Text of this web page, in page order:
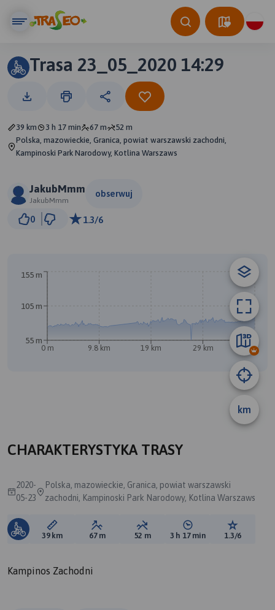
Trasa 23_05_2020 14:29
39 km 3 h 17 min 67 m
52 m
Polska, mazowieckie, Granica, powiat warszawski zachodni,
Kampinoski Park Narodowy, Kotlina Warszaws
JakubMmm
JakubMmm
obserwuj
0 1.3/6
km
0 m 9.8 km 19 km 29 km 39 km
55 m
105 m
155 m
CHARAKTERYSTYKA TRASY
2020-
05-23
Polska, mazowieckie, Granica, powiat warszawski
zachodni, Kampinoski Park Narodowy, Kotlina Warszaws
Długość trasy:
39 km Suma przewyższeń:
67 m Suma spadków:
52 m Średni czas potrzebny
3 h 17 min Ocena
1.3/6
Kampinos Zachodni